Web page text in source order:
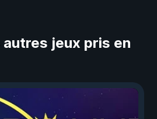
jeux pris en